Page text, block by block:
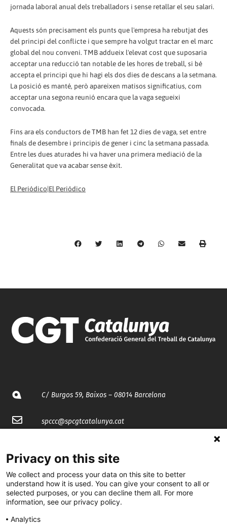
jornada laboral anual dels treballadors i sense retallar el seu salari.
Aquests són precisament els punts que l'empresa ha rebutjat des
del principi del conflicte i que sempre ha volgut tractar en el marc
global del nou conveni. TMB addueix l'elevat cost que suposaria
acceptar una reducció tan notable de les hores de treball, si bé
accepta el principi que hi hagi els dos dies de descans a la setmana.
La posició es manté, però apareixen matisos significatius, com
acceptar una segona reunió encara que la vaga segueixi
convocada.
Fins ara els conductors de TMB han fet 12 dies de vaga, set entre
finals de desembre i principis de gener i cinc la setmana passada.
Entre les dues aturades hi va haver una primera mediació de la
Generalitat que va acabar sense èxit.
El Periódico|El Periódico
C/ Burgos 59, Baixos – 08014 Barcelona
spccc@spcgtcatalunya.cat
@CGTCatalunya
cgtcatalunya
Privacy on this site
We collect and process your data on this site to better
understand how it is used. You can give your consent to all or
selected purposes, or you can decline them all. For more
information, see our privacy policy.
Analytics